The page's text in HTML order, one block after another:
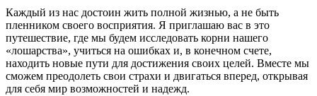
Каждый из нас достоин жить полной жизнью, а не быть
пленником своего восприятия. Я приглашаю вас в это
путешествие, где мы будем исследовать корни нашего
«лошарства», учиться на ошибках и, в конечном счете,
находить новые пути для достижения своих целей. Вместе мы
сможем преодолеть свои страхи и двигаться вперед, открывая
для себя мир возможностей и надежд.